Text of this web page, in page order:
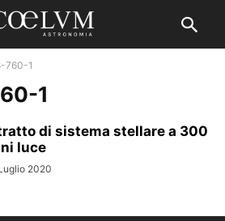
760-1
1
di sistema stellare a 300
luce
2020